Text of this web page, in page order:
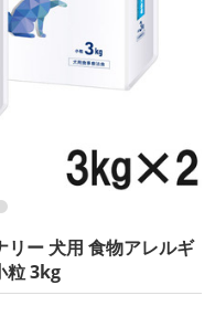
リー 犬用 食物アレルギ
粒 3kg